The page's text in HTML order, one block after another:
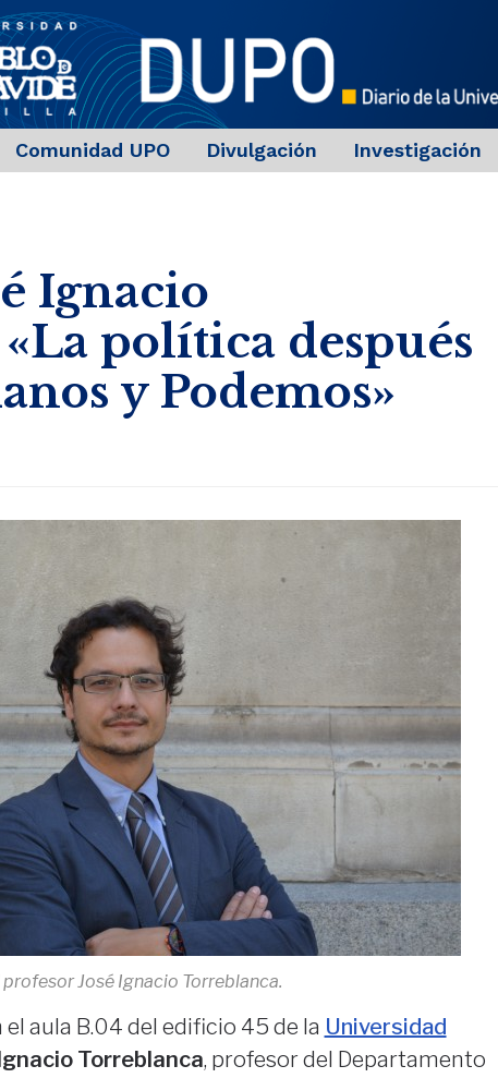
Comunidad UPO Divulgación Investigación
Ignacio
política después
y Podemos»
profesor José Ignacio Torreblanca.
el aula B.04 del edificio 45 de la Universidad
Torreblanca, profesor del Departamento